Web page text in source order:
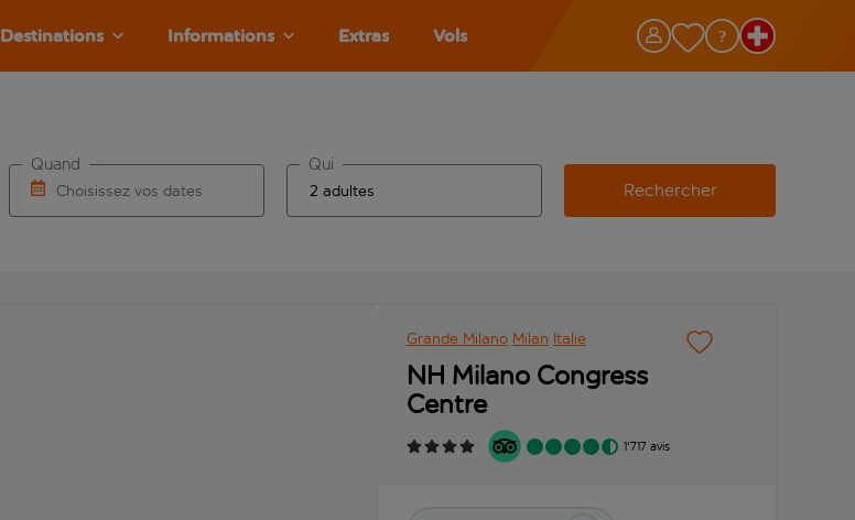
Destinations Informations Extras Vols
Choisissez vos dates
Quand Qui
Rechercher
Grande Milano Milan Italie
NH Milano Congress
Centre
1'717 avis